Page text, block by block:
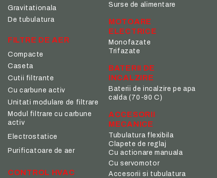
Gravitationala
De tubulatura
FILTRE DE AER
Compacte
Caseta
Cutii filtrante
Cu carbune activ
Unitati modulare de filtrare
Modul filtrare cu carbune
activ
Electrostatice
Purificatoare de aer
CONTROL HVAC
Surse de alimentare
MOTOARE
ELECTRICE
Monofazate
Trifazate
BATERII DE
INCALZIRE
Baterii de incalzire pe apa
calda (70-90 C)
ACCESORII
MECANICE
Tubulatura flexibila
Clapete de reglaj
Cu actionare manuala
Cu servomotor
Accesorii si tubulatura